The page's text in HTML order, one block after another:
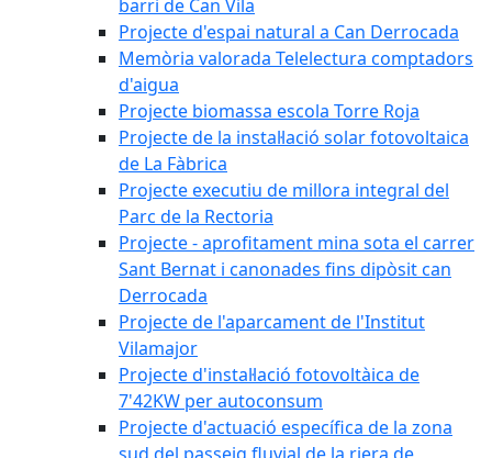
barri de Can Vila
Projecte d'espai natural a Can Derrocada
Memòria valorada Telelectura comptadors
d'aigua
Projecte biomassa escola Torre Roja
Projecte de la instal·lació solar fotovoltaica
de La Fàbrica
Projecte executiu de millora integral del
Parc de la Rectoria
Projecte - aprofitament mina sota el carrer
Sant Bernat i canonades fins dipòsit can
Derrocada
Projecte de l'aparcament de l'Institut
Vilamajor
Projecte d'instal·lació fotovoltàica de
7'42KW per autoconsum
Projecte d'actuació específica de la zona